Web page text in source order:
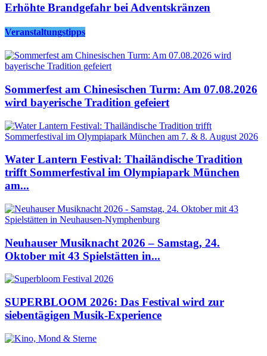
Erhöhte Brandgefahr bei Adventskränzen
Veranstaltungstipps
Sommerfest am Chinesischen Turm: Am 07.08.2026
wird bayerische Tradition gefeiert
Water Lantern Festival: Thailändische Tradition
trifft Sommerfestival im Olympiapark München
am...
Neuhauser Musiknacht 2026 – Samstag, 24.
Oktober mit 43 Spielstätten in...
SUPERBLOOM 2026: Das Festival wird zur
siebentägigen Musik-Experience